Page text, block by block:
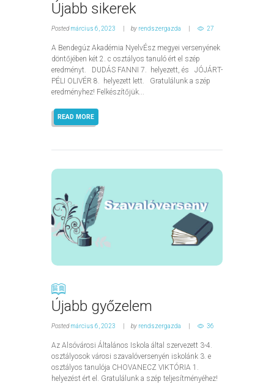
Újabb sikerek
Postedmárcius 6, 2023 by rendszergazda 27
A Bendegúz Akadémia NyelvÉsz megyei versenyének
döntőjében két 2. c osztályos tanuló ért el szép
eredményt. DUDÁS FANNI 7. helyezett, és JÓJÁRT-
PÉLI OLIVÉR 8. helyezett lett. Gratulálunk a szép
eredményhez! Felkészítőjük...
READ MORE
Újabb győzelem
Postedmárcius 6, 2023 by rendszergazda 36
Az Alsóvárosi Általános Iskola által szervezett 3-4.
osztályosok városi szavalóversenyén iskolánk 3. e
osztályos tanulója CHOVANECZ VIKTÓRIA 1.
helyezést ért el. Gratulálunk a szép teljesítményéhez!